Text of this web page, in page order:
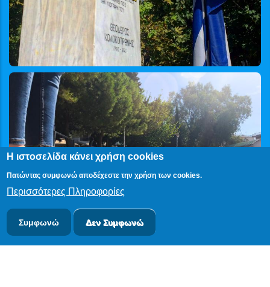
Η ιστοσελίδα κάνει χρήση cookies
Πατώντας συμφωνώ αποδέχεστε την χρήση των cookies.
Περισσότερες Πληροφορίες
Συμφωνώ Δεν Συμφωνώ